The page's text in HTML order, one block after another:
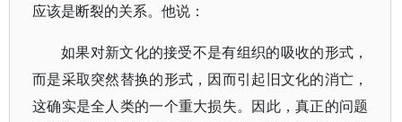
应该是断裂的关系。他说：
如果对新文化的接受不是有组织的吸收的形式，
而是采取突然替换的形式，因而引起旧文化的消亡，
这确实是全人类的一个重大损失。因此，真正的问题